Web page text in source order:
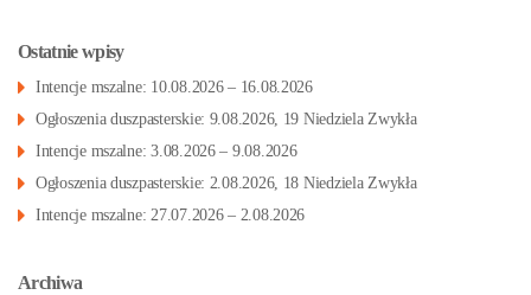
Ostatnie wpisy
Intencje mszalne: 10.08.2026 – 16.08.2026
Ogłoszenia duszpasterskie: 9.08.2026, 19 Niedziela Zwykła
Intencje mszalne: 3.08.2026 – 9.08.2026
Ogłoszenia duszpasterskie: 2.08.2026, 18 Niedziela Zwykła
Intencje mszalne: 27.07.2026 – 2.08.2026
Archiwa